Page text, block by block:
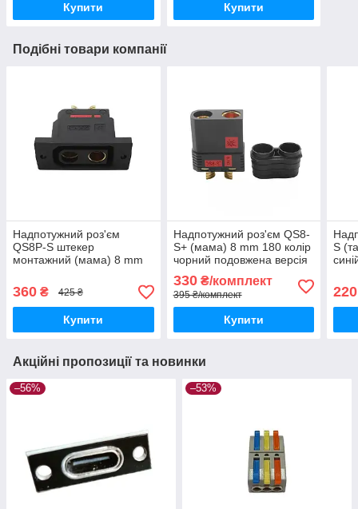
Купити Купити
Подібні товари компанії
Надпотужний роз'єм
QS8P-S штекер
монтажний (мама) 8 mm
360 ₴ 425 ₴
Купити
Надпотужний роз'єм QS8-
S+ (мама) 8 mm 180 колір
чорний подовжена версія
330₴/комплект
395 ₴/комплект
Купити
S
220
Акційні пропозиції та новинки
–56% –53%